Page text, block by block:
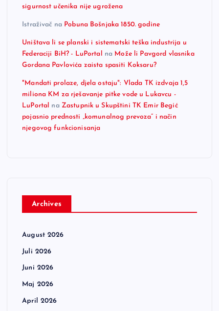
sigurnost učenika nije ugrožena
Istraživač na Pobuna Bošnjaka 1850. godine
Uništava li se planski i sistematski teška industrija u
Federaciji BiH? - LuPortal na Može li Pavgord vlasnika
Gordana Pavlovića zaista spasiti Koksaru?
"Mandati prolaze, djela ostaju": Vlada TK izdvaja 1,5
miliona KM za rješavanje pitke vode u Lukavcu -
LuPortal na Zastupnik u Skupštini TK Emir Begić
pojasnio prednosti „komunalnog prevoza“ i način
njegovog funkcionisanja
Archives
August 2026
Juli 2026
Juni 2026
Maj 2026
April 2026